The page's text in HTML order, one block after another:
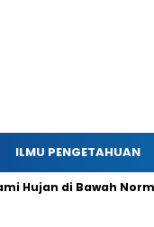
ILMU PENGETAHUAN
di Bawah Normal